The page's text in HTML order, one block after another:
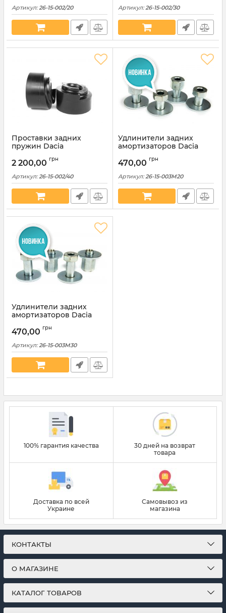
Артикул: 26-15-002/20 Артикул: 26-15-002/30
Проставки задних
пружин Dacia
(26-15-002/40)
2 200,00 грн
Артикул: 26-15-002/40
Удлинители задних
амортизаторов Dacia
003М20)
470,00 грн
Артикул: 26-15-003М20
Удлинители задних
амортизаторов Dacia
003М30)
470,00 грн
Артикул: 26-15-003М30
100% гарантия качества
30 дней на возврат
товара
Доставка по всей
Украине
Самовывоз из
магазина
КОНТАКТЫ
О МАГАЗИНЕ
КАТАЛОГ ТОВАРОВ